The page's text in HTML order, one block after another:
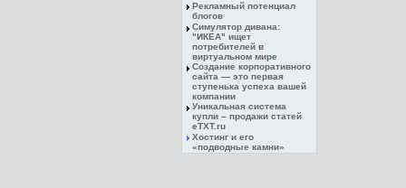
Рекламный потенциал
блогов
Симулятор дивана:
"ИКЕА" ищет
потребителей в
виртуальном мире
Создание корпоративного
сайта — это первая
ступенька успеха вашей
компании
Уникальная система
купли – продажи статей
eTXT.ru
Хостинг и его
«подводные камни»